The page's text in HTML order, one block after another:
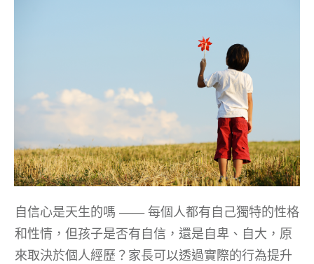
自信心是天生的嗎 —— 每個人都有自己獨特的性格
和性情，但孩子是否有自信，還是自卑、自大，原
來取決於個人經歷？家長可以透過實際的行為提升